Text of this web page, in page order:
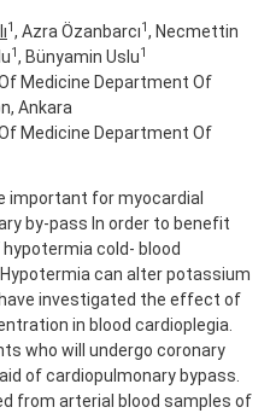
1, Azra Özanbarcı1, Necmettin
1, Bünyamin Uslu1
Medicine Department Of
Ankara
Medicine Department Of
important for myocardial
by-pass In order to benefit
cold- blood
can alter potassium
investigated the effect of
in blood cardioplegia.
who will undergo coronary
of cardiopulmonary bypass.
from arterial blood samples of